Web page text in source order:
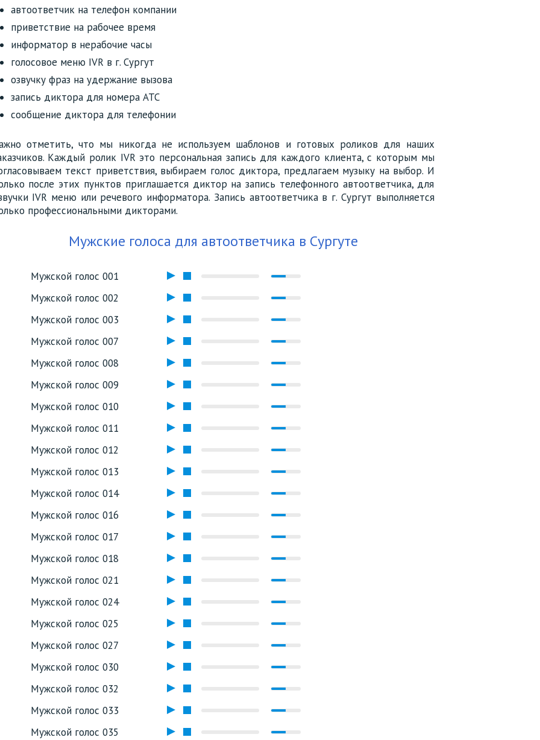
автоответчик на телефон компании
приветствие на рабочее время
информатор в нерабочие часы
голосовое меню IVR в г. Сургут
озвучку фраз на удержание вызова
запись диктора для номера АТС
сообщение диктора для телефонии
отметить, что мы никогда не используем шаблонов и готовых роликов для наших
Каждый ролик IVR это персональная запись для каждого клиента, с которым мы
текст приветствия, выбираем голос диктора, предлагаем музыку на выбор. И
после этих пунктов приглашается диктор на запись телефонного автоответчика, для
IVR меню или речевого информатора. Запись автоответчика в г. Сургут выполняется
профессиональными дикторами.
Мужские голоса для автоответчика в Сургуте
Мужской голос 001
Мужской голос 002
Мужской голос 003
Мужской голос 007
Мужской голос 008
Мужской голос 009
Мужской голос 010
Мужской голос 011
Мужской голос 012
Мужской голос 013
Мужской голос 014
Мужской голос 016
Мужской голос 017
Мужской голос 018
Мужской голос 021
Мужской голос 024
Мужской голос 025
Мужской голос 027
Мужской голос 030
Мужской голос 032
Мужской голос 033
Мужской голос 035